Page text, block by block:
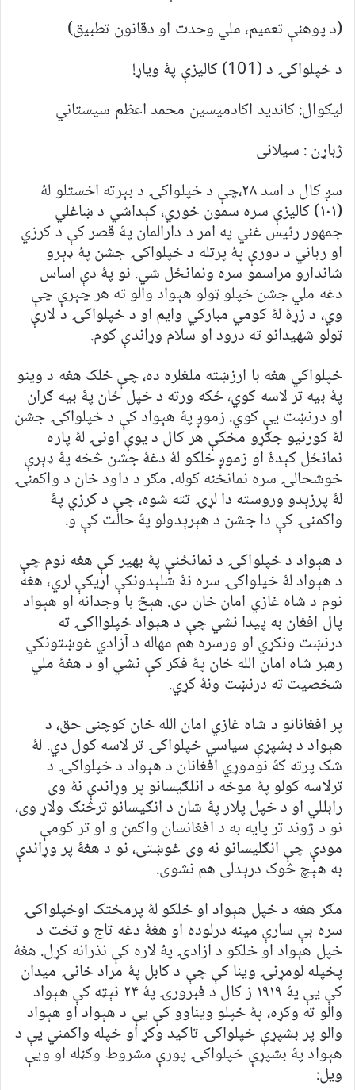
(د پوهنې تعميم، ملي وحدت او دقانون تطبيق)
د خپلواکۍ د (101) کاليزې پۀ ویاړ!
ليکوال: کانديد اکادميسين محمد اعظم سيستاني
ژباړن : سيلانی
سږ کال د اسد ۲۸،چې د خپلواکۍ د بېرته اخستلو لۀ
(۱۰۱) کاليزې سره سمون خوري، کېداشي د ښاغلي
جمهور رئيس غني په امر د دارالمان پۀ قصر کې د کرزي
او رباني د دورې پۀ پرتله د خپلواکۍ جشن پۀ ډېرو
شاندارو مراسمو سره ونمانځل شي. نو پۀ دې اساس
دغه ملي جشن خپلو ټولو هېواد والو ته هر چېرې چې
وي، د زړۀ لۀ کومي مبارکي وايم او د خپلواکۍ د لارې
ټولو شهيدانو ته درود او سلام وړاندې کوم.
خپلواکي هغه با ارزښته ملغلره ده، چې خلک هغه د وينو
پۀ بيه تر لاسه کوي، ځکه ورته د خپل ځان پۀ بيه ګران
او درنښت يې کوي. زموږ پۀ هېواد کې د خپلواکۍ جشن
لۀ کورنيو جګړو مخکې هر کال د يوې اونۍ لۀ پاره
نمانځل کېدۀ او زموږ خلکو لۀ دغۀ جشن څخه پۀ ډېرې
خوشحالۍ سره نمانځنه کوله. مګر د داود خان د واکمنۍ
لۀ پرزېدو وروسته دا لړۍ تته شوه، چې د کرزي پۀ
واکمنۍ کې دا جشن د هېرېدولو پۀ حالت کې و.
د هېواد د خپلواکۍ د نمانځنې پۀ بهير کې هغه نوم چې
د هېواد لۀ خپلواکۍ سره نۀ شلېدونکې اړيکې لري، هغه
نوم د شاه غازي امان خان دی. هېڅ با وجدانه او هېواد
پال افغان به پيدا نشي چې د هېواد خپلوااکۍ ته
درنښت ونکړي او ورسره هم مهاله د آزادي غوښتونکي
رهبر شاه امان الله خان پۀ فکر کې نشي او د هغۀ ملي
شخصيت ته درنښت ونۀ کړي.
پر افغانانو د شاه غازي امان الله خان کوچنی حق، د
هېواد د بشپړې سياسي خپلواکۍ تر لاسه کول دي. لۀ
شک پرته کۀ نوموړي افغانان د هېواد د خپلواکۍ د
ترلاسه کولو پۀ موخه د انلګيسانو پر وړاندې نۀ وی
رابللي او د خپل پلار پۀ شان د انګيسانو ترڅنګ ولاړ وی،
نو د ژوند تر پايه به د افغانسان واکمن و او تر کومې
مودې چې انګليسانو نه وی غوښتی، نو د هغۀ پر وړاندې
به هېچ څوک درېدلی هم نشوی.
مګر هغه د خپل هېواد او خلکو لۀ پرمختک اوخپلواکۍ
سره بې سارې مينه درلوده او هغۀ دغه تاج و تخت د
خپل هېواد او خلکو د آزادۍ پۀ لاره کې نذرانه کړل. هغۀ
پخپله لومړنۍ وينا کې چې د کابل پۀ مراد خانۍ ميدان
کې يې پۀ ۱۹۱۹ ز کال د فبرورۍ پۀ ۲۴ نېټه کې هېواد
والو ته وکړه، پۀ خپلو ويناوو کې يې د هېواد او هېواد
والو پر بشپړې خپلواکۍ تاکيد وکړ او خپله واکمني يې د
هېواد پۀ بشپړې خپلواکۍ پورې مشروط وګڼله او ويې
ويل: